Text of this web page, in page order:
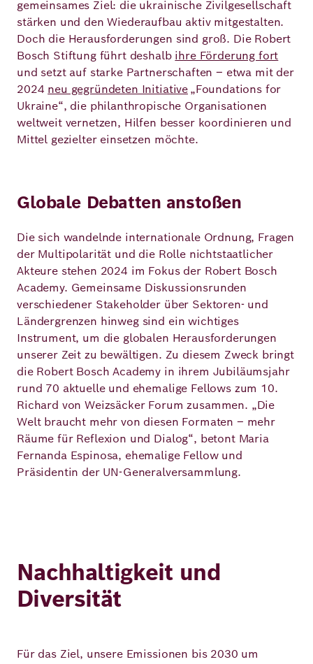
gemeinsames Ziel: die ukrainische Zivilgesellschaft
stärken und den Wiederaufbau aktiv mitgestalten.
Doch die Herausforderungen sind groß. Die Robert
Bosch Stiftung führt deshalb ihre Förderung fort
und setzt auf starke Partnerschaften – etwa mit der
2024 neu gegründeten Initiative„Foundations for
Ukraine“, die philanthropische Organisationen
weltweit vernetzen, Hilfen besser koordinieren und
Mittel gezielter einsetzen möchte.
Globale Debatten anstoßen
Die sich wandelnde internationale Ordnung, Fragen
der Multipolarität und die Rolle nichtstaatlicher
Akteure stehen 2024 im Fokus der Robert Bosch
Academy. Gemeinsame Diskussionsrunden
verschiedener Stakeholder über Sektoren- und
Ländergrenzen hinweg sind ein wichtiges
Instrument, um die globalen Herausforderungen
unserer Zeit zu bewältigen. Zu diesem Zweck bringt
die Robert Bosch Academy in ihrem Jubiläumsjahr
rund 70 aktuelle und ehemalige Fellows zum 10.
Richard von Weizsäcker Forum zusammen. „Die
Welt braucht mehr von diesen Formaten – mehr
Räume für Reflexion und Dialog“, betont Maria
Fernanda Espinosa, ehemalige Fellow und
Präsidentin der UN-Generalversammlung.
Nachhaltigkeit und
Diversität
Für das Ziel, unsere Emissionen bis 2030 um